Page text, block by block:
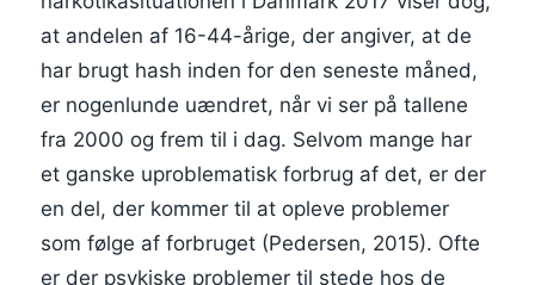
at andelen af 16-44-årige, der angiver, at de
har brugt hash inden for den seneste måned,
er nogenlunde uændret, når vi ser på tallene
fra 2000 og frem til i dag. Selvom mange har
et ganske uproblematisk forbrug af det, er der
en del, der kommer til at opleve problemer
som følge af forbruget (Pedersen, 2015). Ofte
er der psykiske problemer til stede hos de